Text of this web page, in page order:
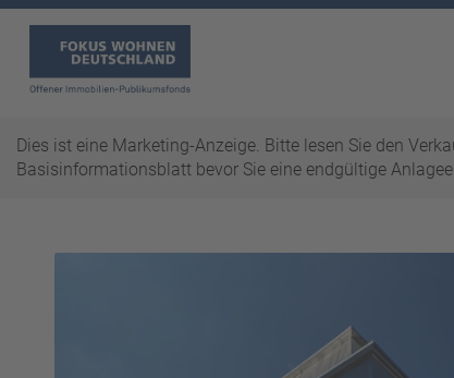
Dies ist eine Marketing-Anzeige. Bitte lesen Sie den
Basisinformationsblatt bevor Sie eine endgültige